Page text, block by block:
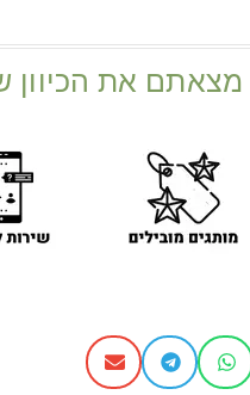
מצאתם את הכיוון